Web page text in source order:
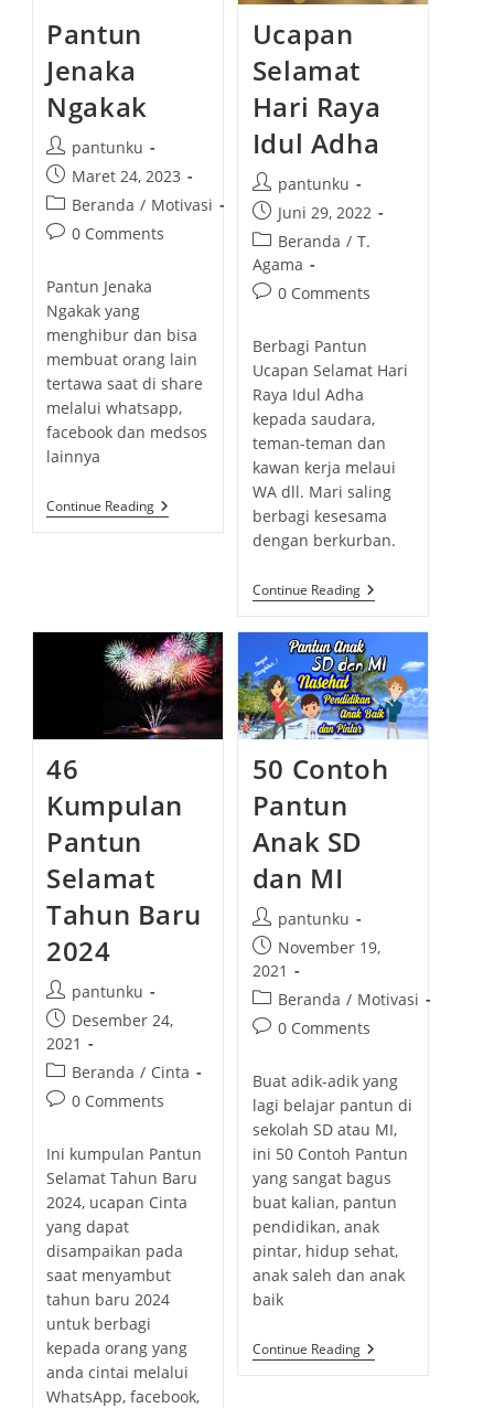
Pantun
Jenaka
Ngakak
P
o
s
t
a
t
h
o
r
:
pantunku
P
o
s
t
u
b
l
i
s
h
e
d
Maret 24, 2023
P
o
c
a
t
e
g
o
r
y
Beranda / Motivasi
P
s
t
o
m
m
e
n
t
:
0 Comments
Pantun Jenaka
Ngakak yang
menghibur dan bisa
membuat orang lain
tertawa saat di share
melalui whatsapp,
facebook dan medsos
lainnya
Continue ReadingP
A
N
A
K
A
N
G
A
K
Ucapan
Selamat
Hari Raya
Idul Adha
P
o
s
t
a
u
h
o
r
:
pantunku
P
o
s
t
p
b
l
i
s
h
e
d
:
Juni 29, 2022
P
o
s
a
t
e
g
o
r
y
:
Beranda / T.
Agama
P
s
t
c
o
m
m
e
n
t
s
0 Comments
Berbagi Pantun
Ucapan Selamat Hari
Raya Idul Adha
kepada saudara,
teman-teman dan
kawan kerja melaui
WA dll. Mari saling
berbagi kesesama
dengan berkurban.
Continue ReadingU
C
P
A
N
S
E
L
A
M
T
I
R
U
D
H
A
46
Kumpulan
Pantun
Selamat
Tahun Baru
2024
P
o
s
t
a
u
h
o
r
:
pantunku
P
o
s
t
p
b
l
i
s
h
e
d
:
Desember 24,
2021
P
o
c
a
t
e
g
o
r
y
:
Beranda / Cinta
P
s
t
c
o
m
m
e
n
t
s
:
0 Comments
Ini kumpulan Pantun
Selamat Tahun Baru
2024, ucapan Cinta
yang dapat
disampaikan pada
saat menyambut
tahun baru 2024
untuk berbagi
kepada orang yang
anda cintai melalui
WhatsApp, facebook,
50 Contoh
Pantun
Anak SD
dan MI
P
o
s
t
a
u
h
o
r
:
pantunku
P
o
s
t
p
b
l
i
s
h
e
d
:
November 19,
2021
P
o
c
a
t
e
g
o
r
y
:
Beranda / Motivasi
P
s
t
o
m
m
e
n
t
s
:
0 Comments
Buat adik-adik yang
lagi belajar pantun di
sekolah SD atau MI,
ini 50 Contoh Pantun
yang sangat bagus
buat kalian, pantun
pendidikan, anak
pintar, hidup sehat,
anak saleh dan anak
baik
Continue Reading5
0